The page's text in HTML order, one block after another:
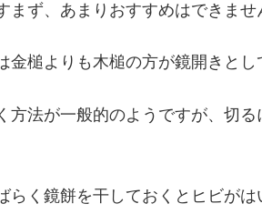
まず、あまりおすすめはできませ
金槌よりも木槌の方が鏡開きとし
方法が一般的のようですが、切
らく鏡餅を干しておくとヒビが